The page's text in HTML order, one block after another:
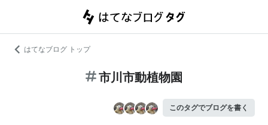
はてなブログ トップ
市川市動植物園
このタグでブログを書く